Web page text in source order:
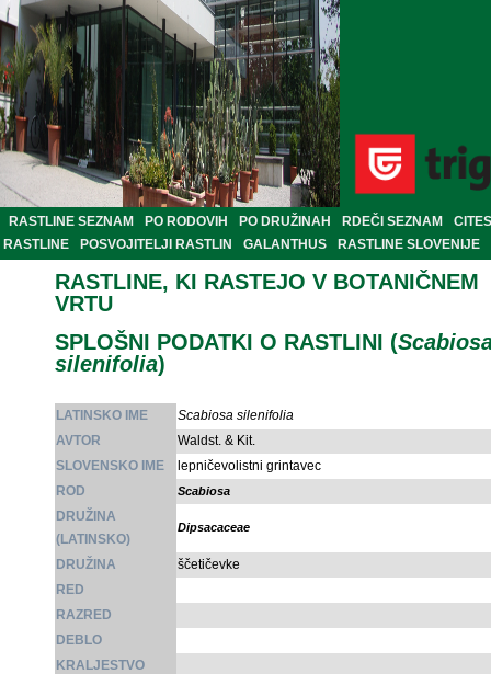
RASTLINE SEZNAM PO RODOVIH PO DRUŽINAH RDEČI SEZNAM
CITES
RASTLINE
POSVOJITELJI RASTLIN GALANTHUS RASTLINE SLOVENIJE
RASTLINE, KI RASTEJO V BOTANIČNEM
VRTU
SPLOŠNI PODATKI O RASTLINI (
silenifolia)
LATINSKO IME
Scabiosa silenifolia
AVTOR
Waldst. & Kit.
SLOVENSKO IME
lepničevolistni grintavec
ROD
Scabiosa
DRUŽINA
(LATINSKO)
Dipsacaceae
DRUŽINA
ščetičevke
RED
RAZRED
DEBLO
KRALJESTVO